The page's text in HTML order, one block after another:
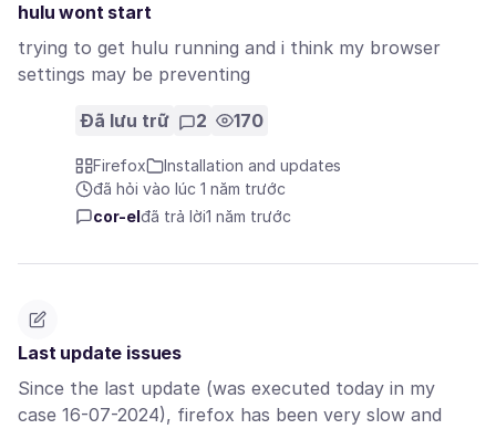
hulu wont start
trying to get hulu running and i think my browser
settings may be preventing
Đã lưu trữ 2 170
Firefox
Installation and updates
đã hỏi vào lúc 1 năm trước
cor-el đã trả lời1 năm trước
Last update issues
Since the last update (was executed today in my
case 16-07-2024), firefox has been very slow and